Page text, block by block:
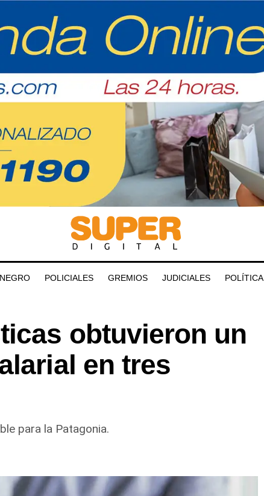
POLICIALES GREMIOS JUDICIALES POLÍTICA
obtuvieron un
en tres
para la Patagonia.